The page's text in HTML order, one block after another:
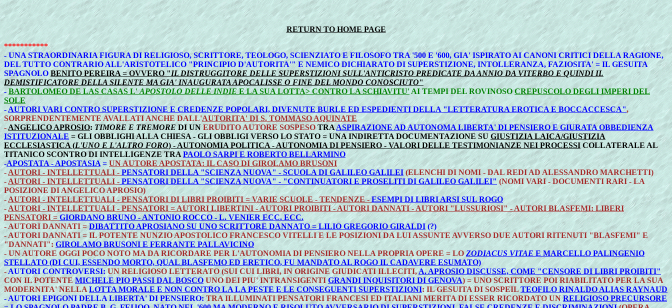
RETURN TO HOME PAGE
***********
- UNA STRAORDINARIA FIGURA DI RELIGIOSO, SCRITTORE, TEOLOGO, SCIENZIATO E FILOSOFO TRA '500 E '600, GIA' ISPIRATO AI CANONI CRITICI DELLA RAGIONE,
DEL TUTTO CONTRARIO ALL'ARISTOTELICO "PRINCIPIO D'AUTORITA'" E NEMICO DICHIARATO DI SUPERSTIZIONE, INTOLLERANZA, FAZIOSITA' =IL GESUITA
SPAGNOLOBENITO PEREIRA = OVVERO "IL DISTRUGGITORE DELLE SUPERSTIZIONI SULL'ANTICRISTO PREDICATE DA ANNIO DA VITERBO E QUINDI IL
DEMISTIFICATORE DELLA SILENTE MA GIA' INAUGURATA APOCALISSE O FINE DEL MONDO CONOSCIUTO"
-BARTOLOMEO DE LAS CASAS L'APOSTOLO DELLE INDIEE LA SUA LOTTA> CONTRO LA SCHIAVITU' AI TEMPI DEL ROVINOSOCREPUSCOLO DEGLI IMPERI DEL
SOLE
- AUTORI VARI CONTRO SUPERSTIZIONE E CREDENZE POPOLARI, DIVENUTE BURLE ED ESPEDIENTI DELLA "LETTERATURA EROTICA E BOCCACCESCA",
SORPRENDENTEMENTE AVALLATI ANCHE DALL'AUTORITA' DI S. TOMMASO AQUINATE
-ANGELICO APROSIO: TIMORE E TREMOREDI UNERUDITO AUTORE SOSPESOTRAASPIRAZIONE AD AUTONOMA LIBERTA' DI PENSIERO E GIURATA OBBEDIENZA
ISTITUZIONALE = GLI OBBLIGHI ALLA CHIESA - GLI OBBLIGI VERSO LO STATO = UNA INDIRETTA DOCUMENTAZIONE SUGIUSTIZIA LAICA/GIUSTIZIA
ECCLESIASTICA (L'UNO E L'ALTRO FORO) - AUTONOMIA POLITICA - AUTONOMIA DI PENSIERO - VALORI DELLE TESTIMONIANZE NEI PROCESSICOLLATERALE AL
TITANICO SCONTRO DI INTELLIGENZE TRAPAOLO SARPI E ROBERTO BELLARMINO
-APOSTATA - APOSTASIA= UN AUTORE APOSTATA: IL CASO DI GIROLAMO BRUSONI
- AUTORI - INTELLETTUALI -PENSATORI DELLA "SCIENZA NUOVA" - SCUOLA DI GALILEO GALILEI (ELENCHI DI NOMI - DAL REDI AD ALESSANDRO MARCHETTI)
- AUTORI - INTELLETTUALI - PENSATORI DELLA "SCIENZA NUOVA" - "CONTINUATORI E PROSELITI DI GALILEO GALILEI" (NOMI VARI - DOCUMENTI RARI - LA
POSIZIONE DI ANGELICO APROSIO)
- AUTORI - INTELLETTUALI - PENSATORI DI LIBRI PROIBITI = VARIE SCUOLE - TENDENZE -ESEMPI DI LIBRI ARSI SUL ROGO
- AUTORI - INTELLETTUALI - PENSATORI = AUTORI LIBERTINI - AUTORI PROIBITI - AUTORI DANNATI - AUTORI "LUSSURIOSI" - AUTORI BLASFEMI: LIBERI
PENSATORI =GIORDANO BRUNO - ANTONIO ROCCO - L. VENIER ECC. ECC.
-AUTORI DANNATI =DIBATTITO APROSIANO SU UNO SCRITTORE DANNATO =LILIO GREGORIO GIRALDI(?)
-AUTORI DANNATI = IL POTENTE NUNZIO APOSTOLICO FRANCESCO VITELLI E LE POSIZIONI DA LUI ASSUNTE AVVERSO DUE AUTORI RITENUTI "BLASFEMI" E
"DANNATI": GIROLAMO BRUSONI E FERRANTE PALLAVICINO
- UN AUTORE OGGI POCO NOTO MA DA RICORDARE PER L'AUTONOMIA DI PENSIERO NELLA PROPRIA OPERE = LOZODIACUS VITAE E MARCELLO PALINGENIO
STELLATO (DI CUI, ESSENDO MORTO, QUAL BLASFEMO ED ERETICO, FU MANDATO AL ROGO IL CADAVERE ESUMATO)
-AUTORI CONTROVERSI:UN RELIGIOSO LETTERATO (SUI CUI LIBRI, IN ORIGINE GIUDICATI ILLECITI,A. APROSIO DISCUSSE, COME "CENSORE DI LIBRI PROIBITI"
CON IL POTENTEMICHELE PIO PASSI DAL BOSCO UNO DEI PIU' INTRANSIGENTI GRANDI INQUISITORI DI GENOVA) = UNO SCRITTORE POI RIABILITATO PER LA SUA
MODERNITA' NELLALOTTA MORALE E NON CONTRO LA LA PESTE E LE CONSEGUENTI SUPERSTIZIONI: IL GESUITA DI SOSPEILTEOFILO RINALDO ALIAS RAYNAUD
- AUTORI EPIGONI DELLA LIBERTA' DI PENSIERO:TRA ILLUMINATI PENSATORI FRANCESI ED ITALIANI MERITA DI ESSER RICORDATO UNRELIGIOSO PRECURSORE